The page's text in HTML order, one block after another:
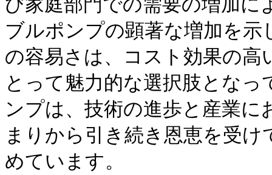
ブルポンプの顕著な増加を
の容易さは、コスト効果の
とって魅力的な選択肢とな
ンプは、技術の進歩と産業
まりから引き続き恩恵を受
めています。